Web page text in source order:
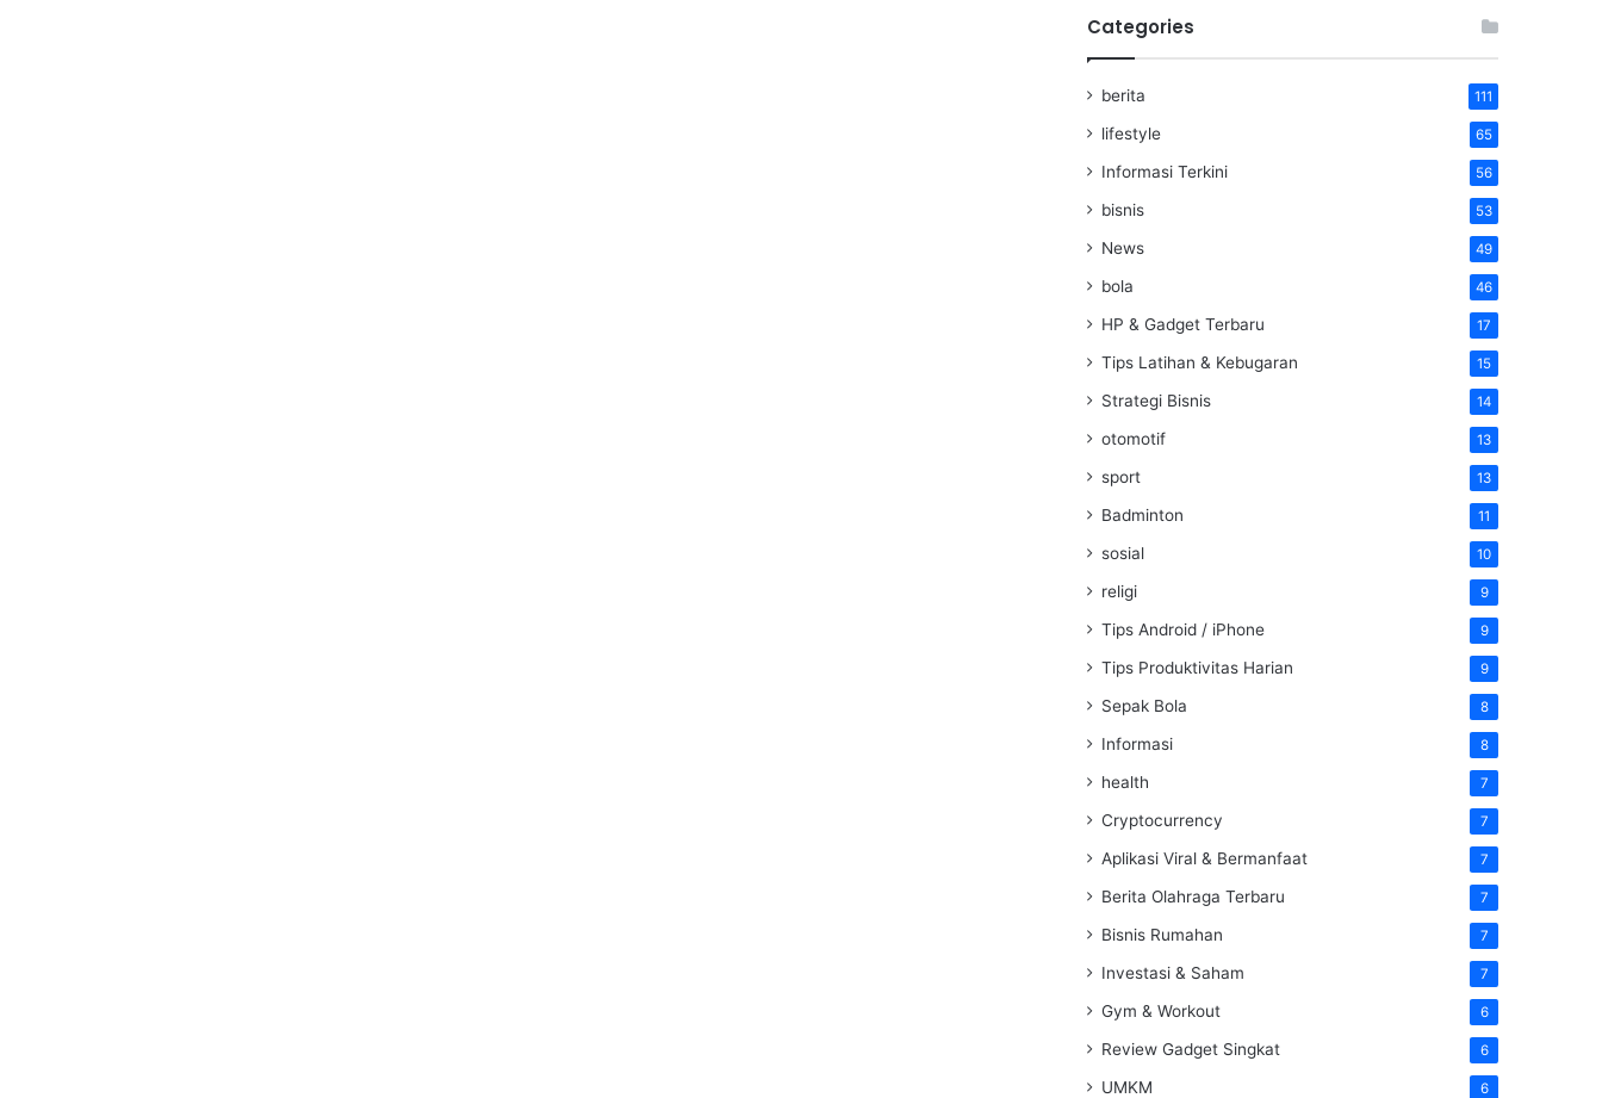
Categories
berita 111
lifestyle 65
Informasi Terkini 56
bisnis 53
News 49
bola 46
HP & Gadget Terbaru 17
Tips Latihan & Kebugaran 15
Strategi Bisnis 14
otomotif 13
sport 13
Badminton 11
sosial 10
religi 9
Tips Android / iPhone 9
Tips Produktivitas Harian 9
Sepak Bola 8
Informasi 8
health 7
Cryptocurrency 7
Aplikasi Viral & Bermanfaat 7
Berita Olahraga Terbaru 7
Bisnis Rumahan 7
Investasi & Saham 7
Gym & Workout 6
Review Gadget Singkat 6
UMKM 6